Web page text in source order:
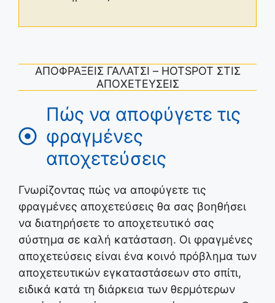
ΑΠΟΦΡΑΞΕΙΣ ΓΑΛΑΤΣΙ – HOTSPOT ΣΤΙΣ
ΑΠΟΧΕΤΕΥΣΕΙΣ
Πώς να αποφύγετε τις
φραγμένες
αποχετεύσεις
Γνωρίζοντας πώς να αποφύγετε τις
φραγμένες αποχετεύσεις θα σας βοηθήσει
να διατηρήσετε το αποχετευτικό σας
σύστημα σε καλή κατάσταση. Οι φραγμένες
αποχετεύσεις είναι ένα κοινό πρόβλημα των
αποχετευτικών εγκαταστάσεων στο σπίτι,
ειδικά κατά τη διάρκεια των θερμότερων